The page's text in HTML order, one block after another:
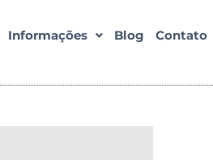
Informações Blog Contato